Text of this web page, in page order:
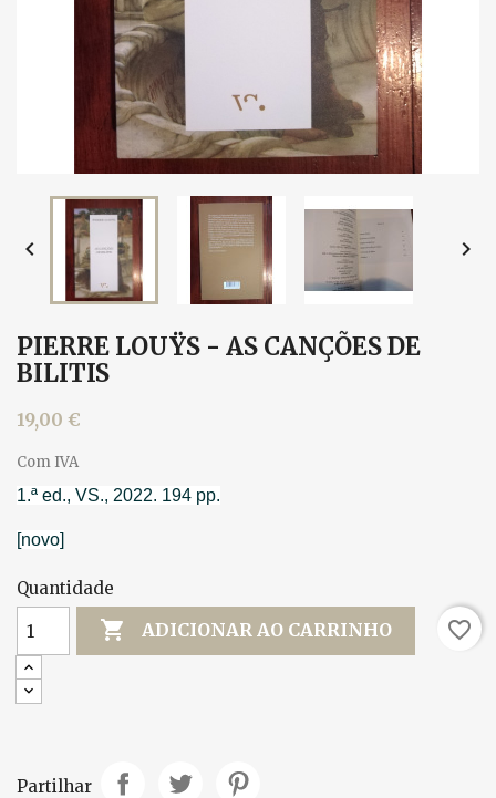
 
PIERRE LOUŸS - AS CANÇÕES DE
BILITIS
19,00 €
Com IVA
1.ª ed., VS., 2022. 194 pp.
[novo]
Quantidade
 ADICIONAR AO CARRINHO favorite_border
Partilhar